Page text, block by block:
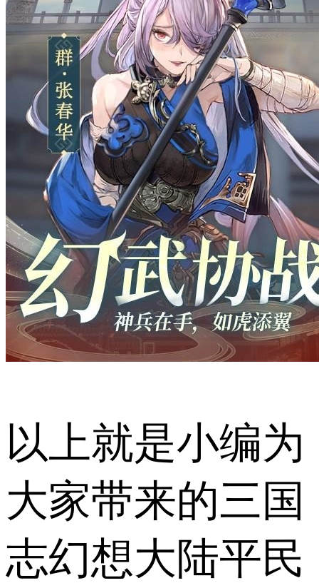
以上就是小编为
大家带来的三国
志幻想大陆平民